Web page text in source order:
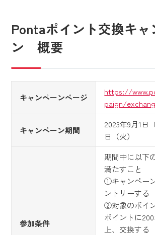
Pontaポイント交換キャ
ン 概要
キャンペーンページ
https://
paign/
キャンペーン期間
2023年9月1日
日（火）
参加条件
期間中に以下
満たすこと
①キャンペー
ントリーする
②対象のポイ
ポイントに
上、交換する